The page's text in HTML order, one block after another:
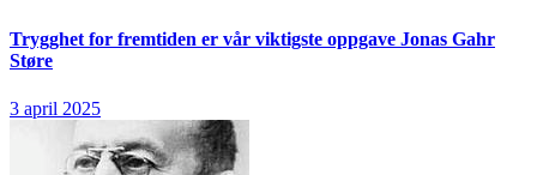
Trygghet for fremtiden er vår viktigste oppgave Jonas Gahr
Støre
3 april 2025